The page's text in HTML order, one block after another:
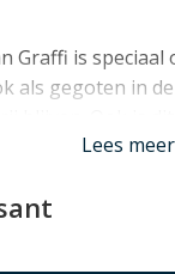
Graffi is
als gegoten in
Lees meer